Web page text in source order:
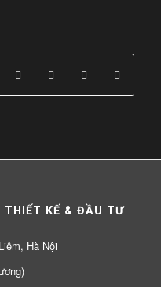
THIẾT KẾ & ĐẦU TƯ
Hà Nội